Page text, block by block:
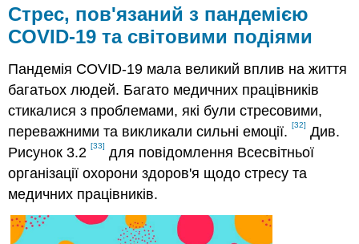
Стрес, пов'язаний з пандемією
COVID-19 та світовими подіями
Пандемія COVID-19 мала великий вплив на життя
багатьох людей. Багато медичних працівників
стикалися з проблемами, які були стресовими,
переважними та викликали сильні емоції.[32] Див.
Рисунок 3.2[33] для повідомлення Всесвітньої
організації охорони здоров'я щодо стресу та
медичних працівників.